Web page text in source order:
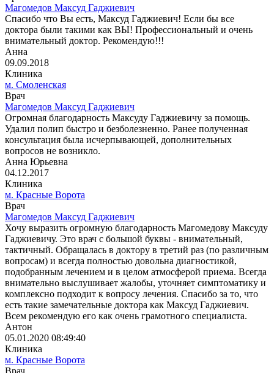
Магомедов Максуд Гаджиевич
Спасибо что Вы есть, Максуд Гаджиевич! Если бы все
доктора были такими как ВЫ! Профессиональный и очень
внимательный доктор. Рекомендую!!!
Анна
09.09.2018
Клиника
м. Смоленская
Врач
Магомедов Максуд Гаджиевич
Огромная благодарность Максуду Гаджиевичу за помощь.
Удалил полип быстро и безболезненно. Ранее полученная
консультация была исчерпывающей, дополнительных
вопросов не возникло.
Анна Юрьевна
04.12.2017
Клиника
м. Красные Ворота
Врач
Магомедов Максуд Гаджиевич
Хочу выразить огромную благодарность Магомедову Максуду
Гаджиевичу. Это врач с большой буквы - внимательный,
тактичный. Обращалась в доктору в третий раз (по различным
вопросам) и всегда полностью довольна диагностикой,
подобранным лечением и в целом атмосферой приема. Всегда
внимательно выслушивает жалобы, уточняет симптоматику и
комплексно подходит к вопросу лечения. Спасибо за то, что
есть такие замечательные доктора как Максуд Гаджиевич.
Всем рекомендую его как очень грамотного специалиста.
Антон
05.01.2020 08:49:40
Клиника
м. Красные Ворота